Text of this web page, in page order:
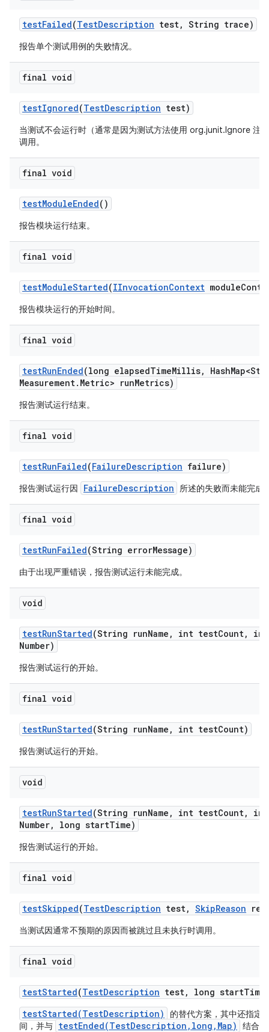
testFailed(TestDescription test, String trace)
报告单个测试用例的失败情况。
final void
testIgnored(TestDescription test)
当测试不会运行时（通常是因为测试方法使用 org.junit.Ignore 注
调用。
final void
testModuleEnded()
报告模块运行结束。
final void
testModuleStarted(IInvocationContext module
报告模块运行的开始时间。
final void
testRunEnded(long elapsedTimeMillis, Hash
Measurement. Metric> runMetrics)
报告测试运行结束。
final void
testRunFailed(FailureDescription failure)
报告测试运行因 FailureDescription 所述的失败而未能完成
final void
testRunFailed(String errorMessage)
由于出现严重错误，报告测试运行未能完成。
void
testRunStarted(String runName , int testCount,
int
Number)
报告测试运行的开始。
final void
testRunStarted(String runName , int testCount)
报告测试运行的开始。
void
testRunStarted(String runName , int testCount,
int
Number, long startTime)
报告测试运行的开始。
final void
testSkipped(TestDescription test, SkipReason
当测试因通常不预期的原因而被跳过且未执行时调用。
final void
testStarted(TestDescription test, long start
testStarted(TestDescription)
的替代方案，其中还指定
间，并与 testEnded(TestDescription,long,Map) 结合